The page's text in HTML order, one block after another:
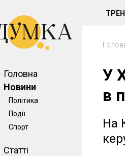
Головна
Новини
Політика
Події
Спорт
Статті
У
в
На